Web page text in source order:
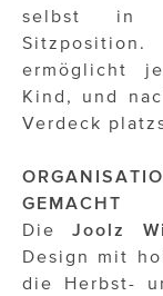
selbst in
ermöglicht
Kind, und
Verdeck
GEMACHT
Die
Joolz
Design mit
die Herbst-